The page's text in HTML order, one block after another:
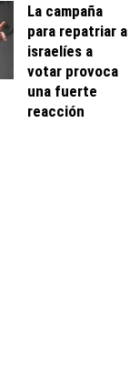
La campaña
para repatriar a
israelíes a
votar provoca
una fuerte
reacción